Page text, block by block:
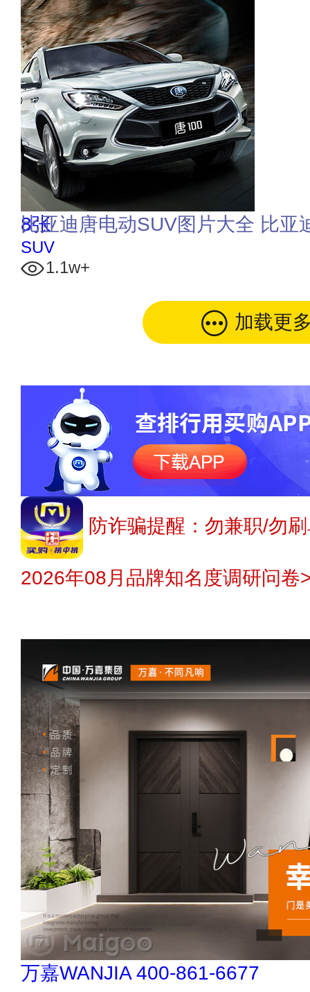
8张
比亚迪唐电动SUV图片大全 比亚
SUV
1.1w+
加载更
防诈骗提醒：勿兼职/勿
2026年08月品牌知名度调研问卷
悍马HORSE 400-012-6012